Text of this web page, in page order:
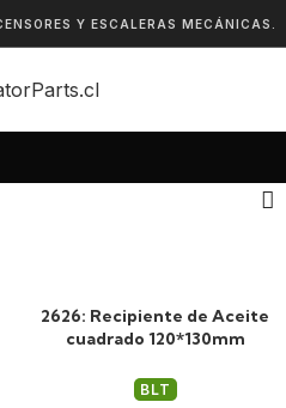
Y ESCALERAS MECÁNICAS.
2626: Recipiente de Aceite
cuadrado 120*130mm
BLT